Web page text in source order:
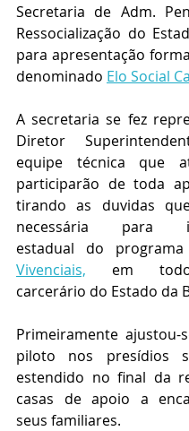
Secretaria de Adm.
Ressocialização do
para apresentação
denominado Elo Social
A secretaria se fez
Diretor
equipe técnica que
participarão de toda
tirando as duvidas
necessária para
estadual do
Vivenciais, em todo
carcerário do Estado da
Primeiramente ajustou-
piloto nos presídios
estendido no final da
casas de apoio a
seus familiares.